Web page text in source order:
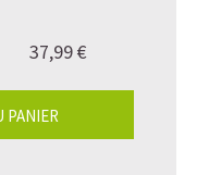
37,99 €
PANIER